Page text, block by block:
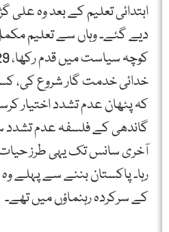
ابتدائی تعلیم کے بعد وہ علی
دیے گئے۔ وہاں سے تعلیم
خدائی خدمت گار شروع کی،
کہ پٹھان عدم تشدد اختیار
گاندھی کے فلسفہ عدم تشدد
آخری سانس تک یہی طرز حیات
رہا۔ پاکستان بننے سے پہلے
کے سرکردہ رہنماؤں میں تھے۔